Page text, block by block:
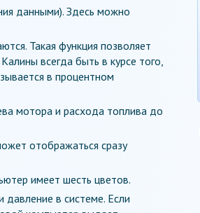
данными). Здесь можно
Такая функция позволяет
всегда быть в курсе того,
в процентном
мотора и расхода топлива до
отображаться сразу
имеет шесть цветов.
давление в системе. Если